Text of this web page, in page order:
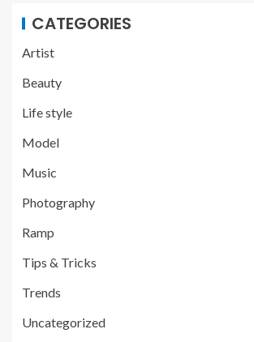
CATEGORIES
Artist
Beauty
Life style
Model
Music
Photography
Ramp
Tips & Tricks
Trends
Uncategorized